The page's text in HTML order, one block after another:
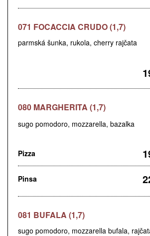
071 FOCACCIA CRUDO (1,7)
parmská šunka, rukola, cherry rajčata
080 MARGHERITA (1,7)
sugo pomodoro, mozzarella, bazalka
Pizza
Pinsa
081 BUFALA (1,7)
sugo pomodoro, mozzarella bufala,